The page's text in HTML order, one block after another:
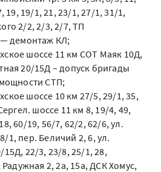
19, 19/1, 21, 23/1, 27/1, 31/1,
2/2, 2/3, 2/7, ТП
демонтаж КЛ;
шоссе 11 км СОТ Маяк 10Д,
20/15Д – допуск бригады
СТП;
шоссе 10 км 27/5, 29/1, 35,
шоссе 11 км 8, 19/4, 49,
60/19, 56/7, 62/2, 62/6, ул.
1, пер. Беличий 2, 6, ул.
15Д, 22/3, 23/8, 25/1, 28,
2, 2а, 15а, ДСК Хомус,